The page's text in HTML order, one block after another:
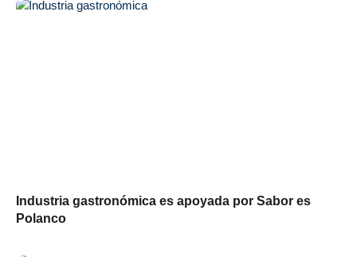
Industria gastronómica es apoyada por Sabor es
Polanco